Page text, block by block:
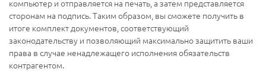
компьютер и отправляется на печать, а затем представляется
сторонам на подпись. Таким образом, вы сможете получить в
итоге комплект документов, соответствующий
законодательству и позволяющий максимально защитить ваши
права в случае ненадлежащего исполнения обязательств
контрагентом.